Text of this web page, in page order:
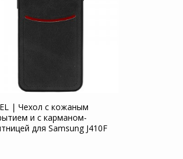
| Чехол с кожаным
и с карманом-
для Samsung J410F